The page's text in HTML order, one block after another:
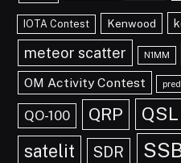
IOTA Contest Kenwood
meteor scatter N1MM
OM Activity Contest
QO-100 QRP QSL
satelit SDR